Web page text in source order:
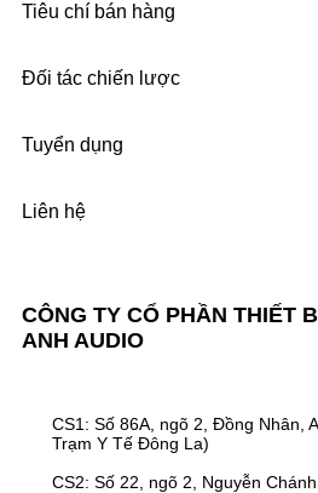
CÔNG TY CỔ PHẦN THIẾT
ANH AUDIO
CS1: Số 86A, ngõ 2, Đồng Nhân,
Trạm Y Tế Đông La)
CS2: Số 22, ngõ 2, Nguyễn
Tiêu chí bán hàng
Đối tác chiến lược
Tuyển dụng
Liên hệ